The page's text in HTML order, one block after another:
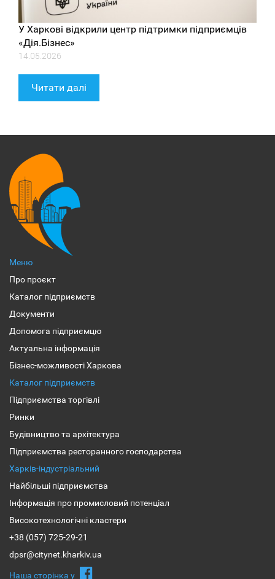
У Харкові відкрили центр підтримки підприємців
«Дія.Бізнес»
14.05.2026
Читати далі
Меню
Про проєкт
Каталог підприємств
Документи
Допомога підприємцю
Актуальна інформація
Бізнес-можливості Харкова
Каталог підприємств
Підприємства торгівлі
Ринки
Будівництво та архітектура
Підприємства ресторанного господарства
Харків-індустріальний
Найбільші підприємства
Інформація про промисловий потенціал
Високотехнологічні кластери
+38 (057) 725-29-21
dpsr@citynet.kharkiv.ua
Наша сторiнка у